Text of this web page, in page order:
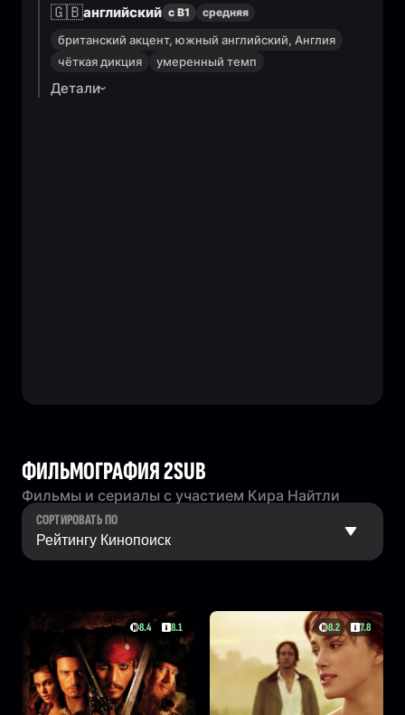
🇬🇧английский с B1 средняя
британский акцент, южный английский, Англия
чёткая дикция
умеренный темп
Детали
ФИЛЬМОГРАФИЯ 2SUB
Фильмы и сериалы с участием Кира Найтли
СОРТИРОВАТЬ ПО
8.4 8.1 8.2 7.8